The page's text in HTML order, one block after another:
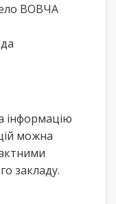
ВОВЧА
інформацію
можна
закладу.